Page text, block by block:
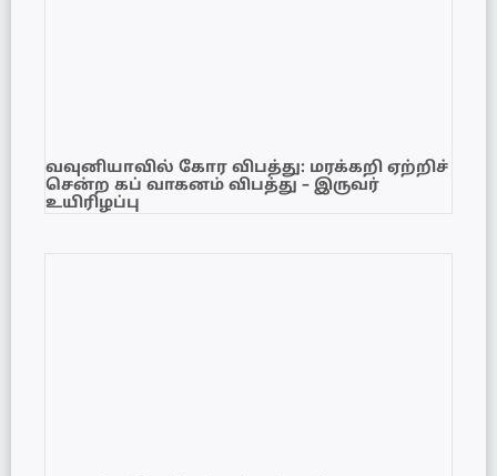
வவுனியாவில் கோர விபத்து: மரக்கறி ஏற்றிச்
சென்ற கப் வாகனம் விபத்து – இருவர்
உயிரிழப்பு